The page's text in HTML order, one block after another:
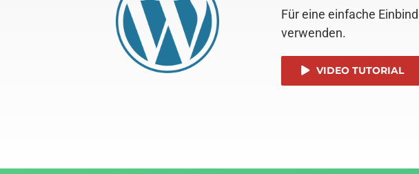
Für eine einfache
verwenden.
VIDEO TUTORIAL